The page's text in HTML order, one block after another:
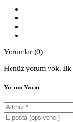
Yorumlar (0)
Henüz yorum yok. İlk
Yorum Yazın